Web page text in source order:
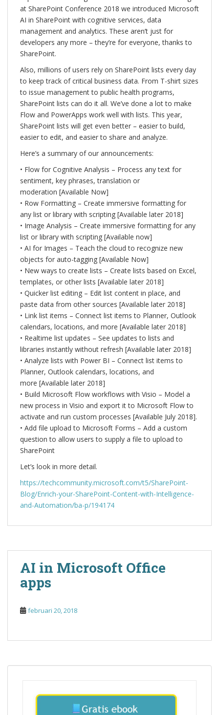
at SharePoint Conference 2018 we introduced Microsoft
AI in SharePoint with cognitive services, data
management and analytics. These aren’t just for
developers any more – they’re for everyone, thanks to
SharePoint.
Also, millions of users rely on SharePoint lists every day
to keep track of critical business data. From T-shirt sizes
to issue management to public health programs,
SharePoint lists can do it all. We’ve done a lot to make
Flow and PowerApps work well with lists. This year,
SharePoint lists will get even better – easier to build,
easier to edit, and easier to share and analyze.
Here’s a summary of our announcements:
• Flow for Cognitive Analysis – Process any text for
sentiment, key phrases, translation or
moderation [Available Now]
• Row Formatting – Create immersive formatting for
any list or library with scripting [Available later 2018]
• Image Analysis – Create immersive formatting for any
list or library with scripting [Available now]
• AI for Images – Teach the cloud to recognize new
objects for auto-tagging [Available Now]
• New ways to create lists – Create lists based on Excel,
templates, or other lists [Available later 2018]
• Quicker list editing – Edit list content in place, and
paste data from other sources [Available later 2018]
• Link list items – Connect list items to Planner, Outlook
calendars, locations, and more [Available later 2018]
• Realtime list updates – See updates to lists and
libraries instantly without refresh [Available later 2018]
• Analyze lists with Power BI – Connect list items to
Planner, Outlook calendars, locations, and
more [Available later 2018]
• Build Microsoft Flow workflows with Visio – Model a
new process in Visio and export it to Microsoft Flow to
activate and run custom processes [Available July 2018].
• Add file upload to Microsoft Forms – Add a custom
question to allow users to supply a file to upload to
SharePoint
Let’s look in more detail.
https://techcommunity.microsoft.com/t5/SharePoint-
Blog/Enrich-your-SharePoint-Content-with-Intelligence-
and-Automation/ba-p/194174
AI in Microsoft Office
apps
februari 20, 2018